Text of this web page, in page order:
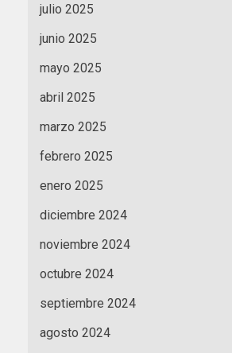
julio 2025
junio 2025
mayo 2025
abril 2025
marzo 2025
febrero 2025
enero 2025
diciembre 2024
noviembre 2024
octubre 2024
septiembre 2024
agosto 2024